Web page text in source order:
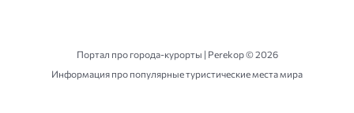
Портал про города-курорты | Perekop ©2026
Информация про популярные туристические места мира